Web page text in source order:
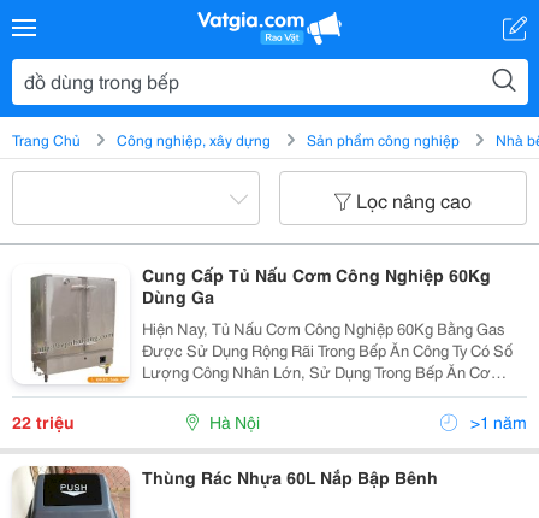
Trang Chủ Công nghiệp, xây dựng Sản phẩm công nghiệp Nhà
Lọc nâng cao
Cung Cấp Tủ Nấu Cơm Công Nghiệp 60Kg
Dùng Ga
Hiện Nay, Tủ Nấu Cơm Công Nghiệp 60Kg Bằng Gas
Được Sử Dụng Rộng Rãi Trong Bếp Ăn Công Ty Có Số
Lượng Công Nhân Lớn, Sử Dụng Trong Bếp Ăn Cơ
Quan, Trường Học, Căng Tin &Hellip; Tủ Nấu Cơm
Công Nghiệp 50Kg Được Sản Xuất Bằng Inox Với Kết
Cấu Chắc Chắn
22 triệu Hà Nội >1 năm
Thùng Rác Nhựa 60L Nắp Bập Bênh